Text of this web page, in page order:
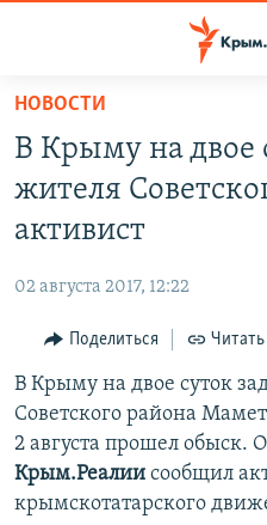
Вернуться
основному
содержанию
главной
навигации
Вернутся
поиску
СПЕЦПРОЕКТЫ
11 ЛЕТ ОККУПАЦИИ КРЫМА. 11
ЕЩЕ
ИНТЕРАКТИВ
ИНФОГРАФИКА
ТЕЛЕПРОЕКТ КРЫМ.РЕАЛИИ
СОВЕТЫ ПРАВОЗАЩИТНИКОВ
ПРОПАВШИЕ БЕЗ ВЕСТИ
РАДІО СВОБОДА
КАК ОБОЙТИ
Українською
Qırımtatar
НОВОСТИ
В Крыму на двое
жителя
активист
02 августа 2017, 12:22
Поделиться Читать
В Крыму на двое суток
Советского района
2 августа прошел обыск.
Крым.Реалии сообщил
крымскотатарского